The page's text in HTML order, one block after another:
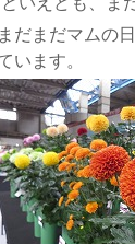
だまだマムの
ます。